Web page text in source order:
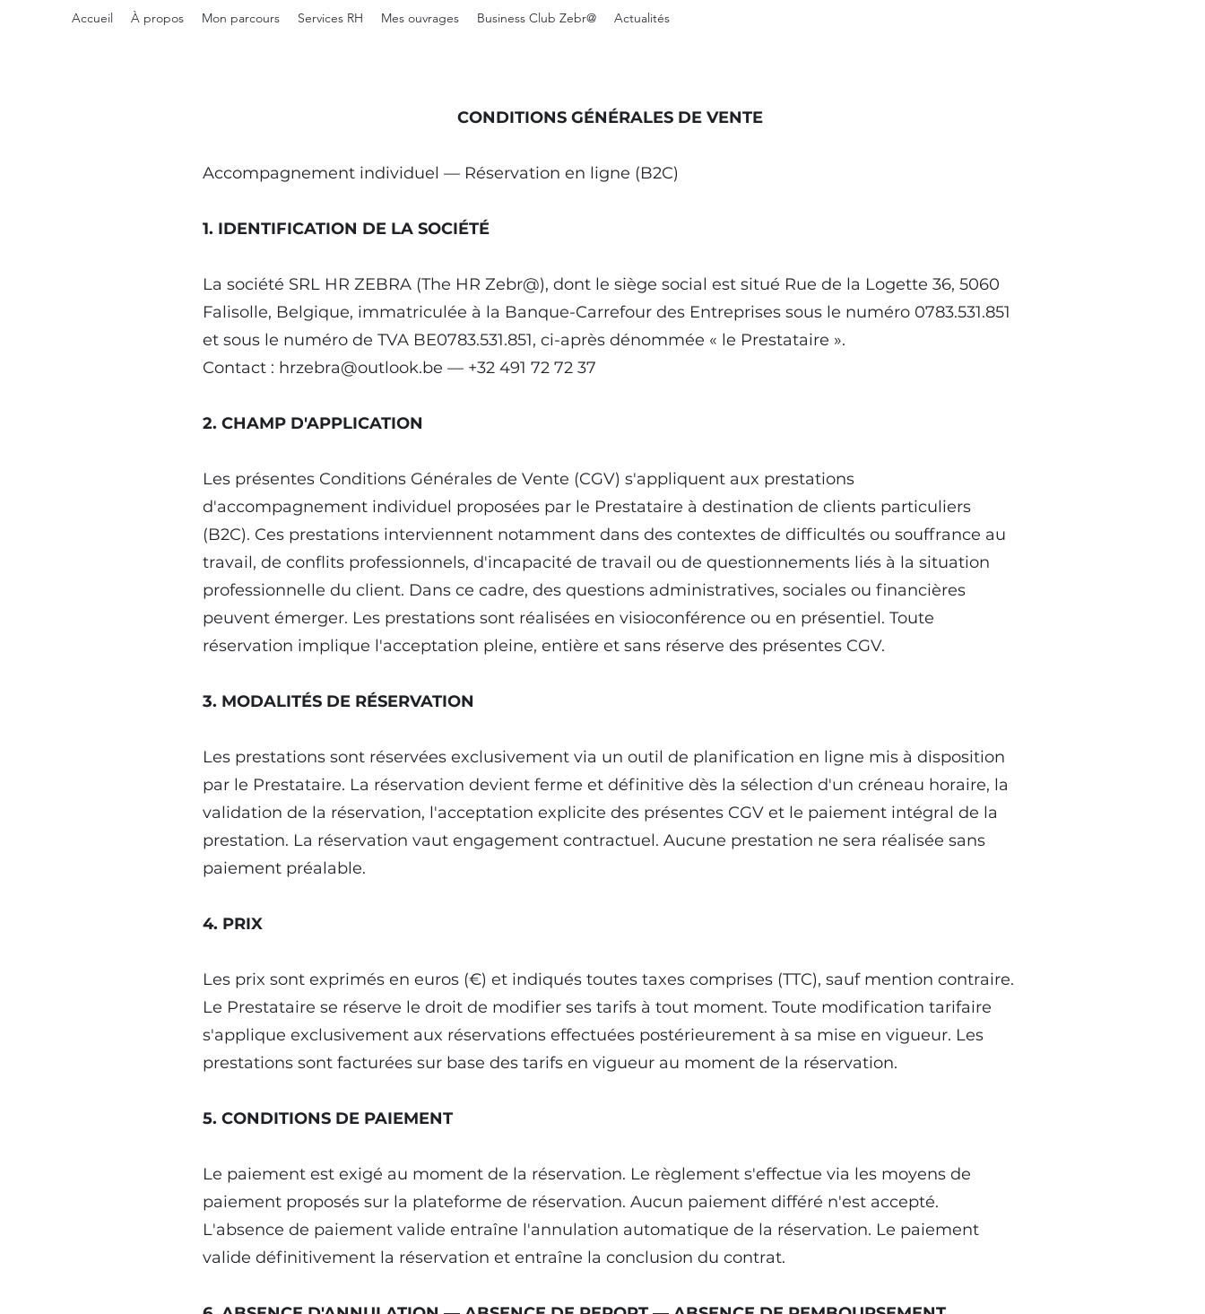
Accueil À propos Mon parcours Services RH Mes ouvrages Business Club Zebr@ Actualités
CONDITIONS GÉNÉRALES DE VENTE
Accompagnement individuel — Réservation en ligne (B2C)
1. IDENTIFICATION DE LA SOCIÉTÉ
La société SRL HR ZEBRA (The HR Zebr@), dont le siège social est situé Rue de la Logette 36, 5060
Falisolle, Belgique, immatriculée à la Banque-Carrefour des Entreprises sous le numéro 0783.531.851
et sous le numéro de TVA BE0783.531.851, ci-après dénommée « le Prestataire ».
Contact : hrzebra@outlook.be — +32 491 72 72 37
2. CHAMP D'APPLICATION
Les présentes Conditions Générales de Vente (CGV) s'appliquent aux prestations
d'accompagnement individuel proposées par le Prestataire à destination de clients particuliers
(B2C). Ces prestations interviennent notamment dans des contextes de difficultés ou souffrance au
travail, de conflits professionnels, d'incapacité de travail ou de questionnements liés à la situation
professionnelle du client. Dans ce cadre, des questions administratives, sociales ou financières
peuvent émerger. Les prestations sont réalisées en visioconférence ou en présentiel. Toute
réservation implique l'acceptation pleine, entière et sans réserve des présentes CGV.
3. MODALITÉS DE RÉSERVATION
Les prestations sont réservées exclusivement via un outil de planification en ligne mis à disposition
par le Prestataire. La réservation devient ferme et définitive dès la sélection d'un créneau horaire, la
validation de la réservation, l'acceptation explicite des présentes CGV et le paiement intégral de la
prestation. La réservation vaut engagement contractuel. Aucune prestation ne sera réalisée sans
paiement préalable.
4. PRIX
Les prix sont exprimés en euros (€) et indiqués toutes taxes comprises (TTC), sauf mention contraire.
Le Prestataire se réserve le droit de modifier ses tarifs à tout moment. Toute modification tarifaire
s'applique exclusivement aux réservations effectuées postérieurement à sa mise en vigueur. Les
prestations sont facturées sur base des tarifs en vigueur au moment de la réservation.
5. CONDITIONS DE PAIEMENT
Le paiement est exigé au moment de la réservation. Le règlement s'effectue via les moyens de
paiement proposés sur la plateforme de réservation. Aucun paiement différé n'est accepté.
L'absence de paiement valide entraîne l'annulation automatique de la réservation. Le paiement
valide définitivement la réservation et entraîne la conclusion du contrat.